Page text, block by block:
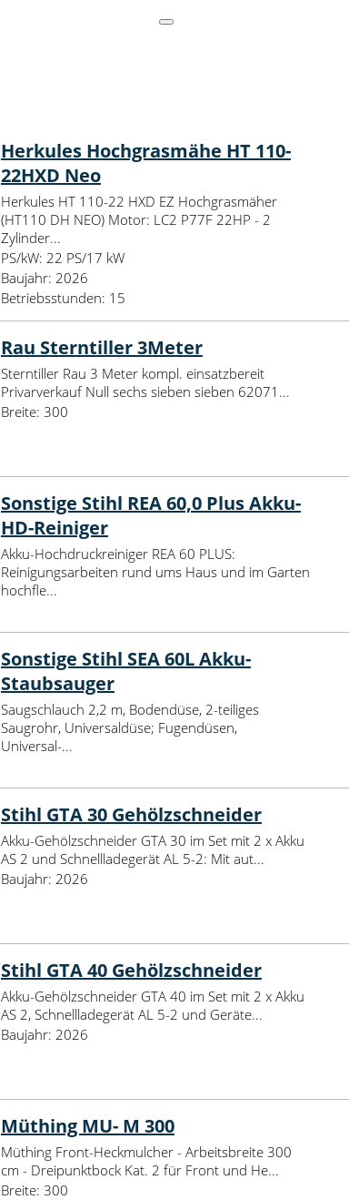
Herkules Hochgrasmähe HT 110-
22HXD Neo
Herkules HT 110-22 HXD EZ Hochgrasmäher
(HT110 DH NEO) Motor: LC2 P77F 22HP - 2
Zylinder...
PS/kW: 22 PS/17 kW
Baujahr: 2026
Betriebsstunden: 15
Rau Sterntiller 3Meter
Sterntiller Rau 3 Meter kompl. einsatzbereit
Privarverkauf Null sechs sieben sieben 62071...
Breite: 300
Sonstige Stihl REA 60,0 Plus Akku-
HD-Reiniger
Akku-Hochdruckreiniger REA 60 PLUS:
Reinigungsarbeiten rund ums Haus und im Garten
hochfle...
Sonstige Stihl SEA 60L Akku-
Staubsauger
Saugschlauch 2,2 m, Bodendüse, 2-teiliges
Saugrohr, Universaldüse; Fugendüsen,
Universal-...
Stihl GTA 30 Gehölzschneider
Akku-Gehölzschneider GTA 30 im Set mit 2 x Akku
AS 2 und Schnellladegerät AL 5-2: Mit aut...
Baujahr: 2026
Stihl GTA 40 Gehölzschneider
Akku-Gehölzschneider GTA 40 im Set mit 2 x Akku
AS 2, Schnellladegerät AL 5-2 und Geräte...
Baujahr: 2026
Müthing MU- M 300
Müthing Front-Heckmulcher - Arbeitsbreite 300
cm - Dreipunktbock Kat. 2 für Front und He...
Breite: 300